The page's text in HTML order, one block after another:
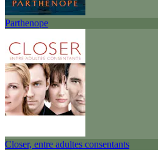
Parthenope
Closer, entre adultes consentants